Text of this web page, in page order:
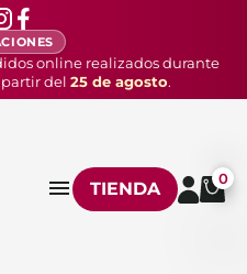
online realizados durante
partir del 25 de agosto.
TIENDA 0